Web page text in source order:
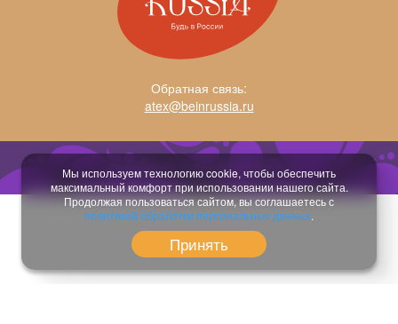
Обратная связь:
atex@beinrussia.ru
Разработка сайта:temeshov.ru
Мы используем технологию cookie, чтобы обеспечить
максимальный комфорт при использовании нашего сайта.
Продолжая пользоваться сайтом, вы соглашаетесь с
политикой обработки персональных данных.
Принять